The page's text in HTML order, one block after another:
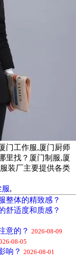
门工作服,厦门厨师
里找？厦门制服,厦
装厂主要提供各类
服,
整体的精致感？
舒适度和质感？
意的？ 2026-08-09
08-05
响？ 2026-08-01